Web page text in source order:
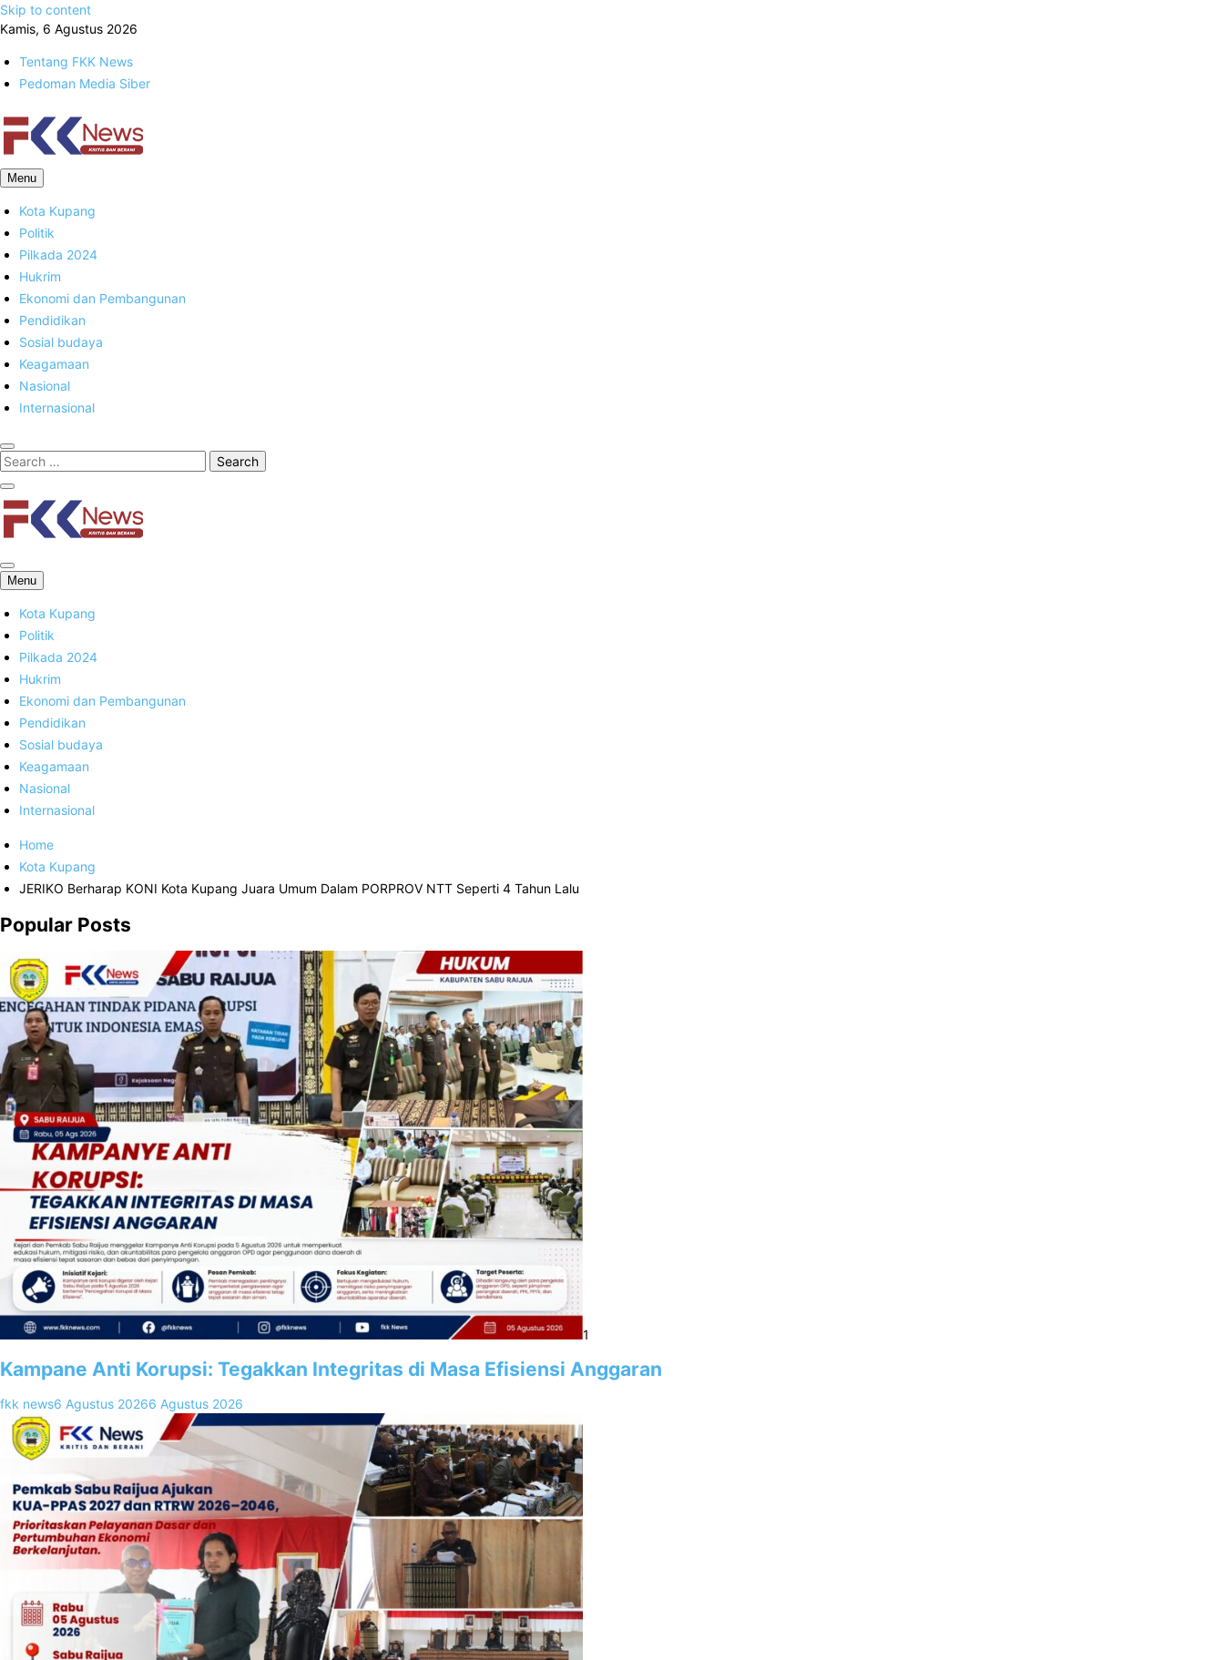
Skip to content
Kamis, 6 Agustus 2026
Tentang FKK News
Pedoman Media Siber
FKK News
Menu
Kota Kupang
Politik
Pilkada 2024
Hukrim
Ekonomi dan Pembangunan
Pendidikan
Sosial budaya
Keagamaan
Nasional
Internasional
FKK News
Menu
Kota Kupang
Politik
Pilkada 2024
Hukrim
Ekonomi dan Pembangunan
Pendidikan
Sosial budaya
Keagamaan
Nasional
Internasional
Home
Kota Kupang
JERIKO Berharap KONI Kota Kupang Juara Umum Dalam PORPROV NTT Seperti 4 Tahun Lalu
Popular Posts
1
Kampane Anti Korupsi: Tegakkan Integritas di Masa Efisiensi Anggaran
fkk news6 Agustus 20266 Agustus 2026